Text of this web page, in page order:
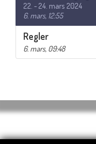
22. - 24. mars 2024
6. mars, 12:55
Regler
6. mars, 09:48